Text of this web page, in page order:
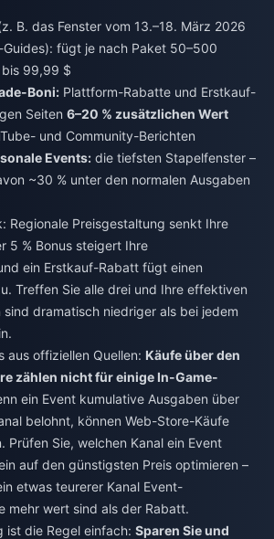
B. das Fenster vom 13.–18. März 2026
fügt je nach Paket 50–500
bis 99,99 $
Boni: Plattform-Rabatte und Erstkauf-
Seiten 6–20 % zusätzlichen Wert
und Community-Berichten
Events: die tiefsten Stapelfenster –
~30 % unter den normalen Ausgaben
Regionale Preisgestaltung senkt Ihre
5 % Bonus steigert Ihre
ein Erstkauf-Rabatt fügt einen
Treffen Sie alle drei und Ihre effektiven
sind dramatisch niedriger als bei jedem
aus offiziellen Quellen: Käufe über den
zählen nicht für einige In-Game-
ein Event kumulative Ausgaben über
belohnt, können Web-Store-Käufe
Prüfen Sie, welchen Kanal ein Event
auf den günstigsten Preis optimieren –
etwas teurerer Kanal Event-
mehr wert sind als der Rabatt.
ist die Regel einfach: Sparen Sie und